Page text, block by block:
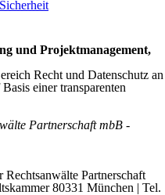
und Projektmanagement,
Recht und Datenschutz an
einer transparenten
Partnerschaft mbB -
Partnerschaft
80331 München | Tel.